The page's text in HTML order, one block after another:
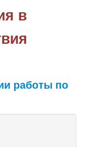
в
работы по